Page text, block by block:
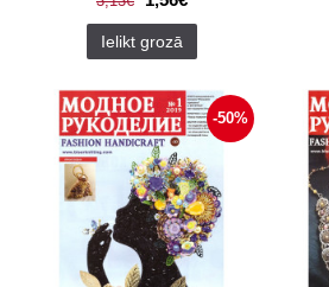
Ielikt grozā
-50%